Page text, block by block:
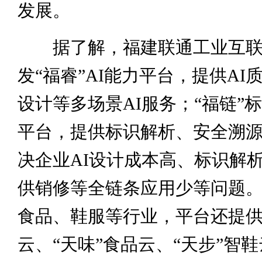
发展。
据了解，福建联通工业互联
发“福睿”AI能力平台，提供AI
设计等多场景AI服务；“福链”
平台，提供标识解析、安全溯
决企业AI设计成本高、标识解
供销修等全链条应用少等问题
食品、鞋服等行业，平台还提
云、“天味”食品云、“天步”智